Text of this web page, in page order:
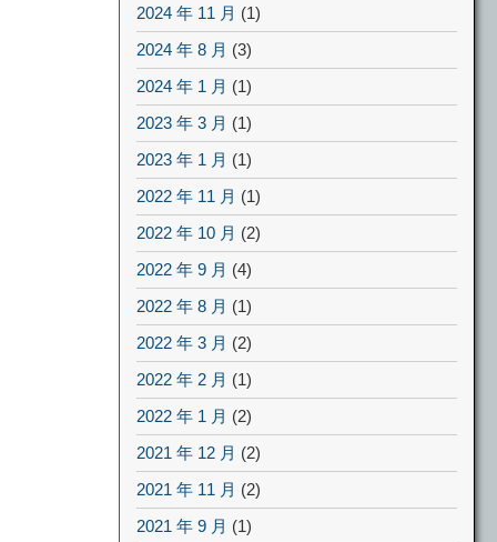
2024 年 11 月 (1)
2024 年 8 月 (3)
2024 年 1 月 (1)
2023 年 3 月 (1)
2023 年 1 月 (1)
2022 年 11 月 (1)
2022 年 10 月 (2)
2022 年 9 月 (4)
2022 年 8 月 (1)
2022 年 3 月 (2)
2022 年 2 月 (1)
2022 年 1 月 (2)
2021 年 12 月 (2)
2021 年 11 月 (2)
2021 年 9 月 (1)